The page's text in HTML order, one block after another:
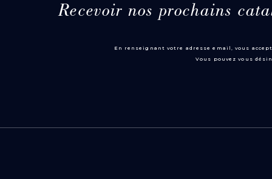
Recevoir nos prochains
En renseignant votre adresse email, vous
Vous pouvez vous